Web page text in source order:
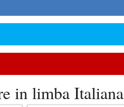
in limba Italiana